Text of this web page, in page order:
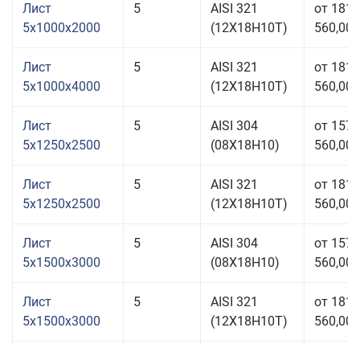
Лист
5x1000x2000
5
AISI 321
(12Х18Н10Т)
от 181
560,00
Лист
5x1000x4000
5
AISI 321
(12Х18Н10Т)
от 181
560,00
Лист
5x1250x2500
5
AISI 304
(08Х18Н10)
от 157
560,00
Лист
5x1250x2500
5
AISI 321
(12Х18Н10Т)
от 181
560,00
Лист
5x1500x3000
5
AISI 304
(08Х18Н10)
от 157
560,00
Лист
5x1500x3000
5
AISI 321
(12Х18Н10Т)
от 181
560,00